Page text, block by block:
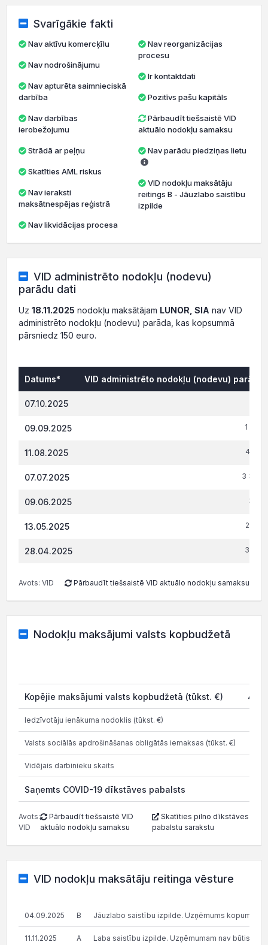
Svarīgākie fakti
Nav aktīvu komercķīlu
Nav nodrošinājumu
darbība
ierobežojumu
Strādā ar peļņu
Skatīties AML riskus
maksātnespējas reģistrā
Nav likvidācijas procesa
Nav reorganizācijas
procesu
Ir kontaktdati
Pozitīvs pašu kapitāls
Pārbaudīt tiešsaistē VID
aktuālo nodokļu samaksu
Nav parādu piedziņas lietu
VID nodokļu maksātāju
reitings B - Jāuzlabo saistību
izpilde
VID administrēto nodokļu (nodevu)
parādu dati
Uz 18.11.2025 nodokļu maksātājam LUNOR, SIA nav VID
administrēto nodokļu (nodevu) parāda, kas kopsummā
pārsniedz 150 euro.
Datums* VID administrēto nodokļu (nodevu) parāds,
07.10.2025
09.09.2025 1
11.08.2025 4
07.07.2025 3
09.06.2025 3
13.05.2025 2
28.04.2025 3
Avots: VID Pārbaudīt tiešsaistē VID aktuālo nodokļu samaksu
Nodokļu maksājumi valsts kopbudžetā
Kopējie maksājumi valsts kopbudžetā (tūkst. €)
Iedzīvotāju ienākuma nodoklis (tūkst. €)
Valsts sociālās apdrošināšanas obligātās iemaksas (tūkst. €)
Vidējais darbinieku skaits
Saņemts COVID-19 dīkstāves pabalsts
Avots:
VID
Pārbaudīt tiešsaistē VID
aktuālo nodokļu samaksu
Skatīties pilno dīkstāves
pabalstu sarakstu
VID nodokļu maksātāju reitinga vēsture
04.09.2025 B Jāuzlabo saistību izpilde. Uzņēmums kopumā
11.11.2025 A Laba saistību izpilde. Uzņēmumam nav būtisku